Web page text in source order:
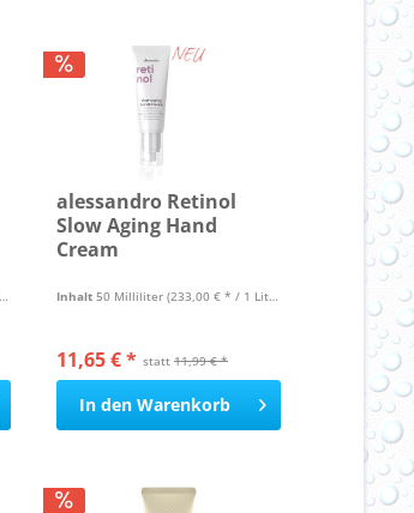
alessandro Retinol
Slow Aging Hand
Cream
Inhalt 50 Milliliter (233,00 € * / 1 Liter)
statt 11,99 € *
11,65 € *
In den Warenkorb